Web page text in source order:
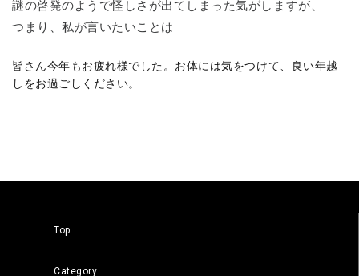
謎の啓発のようで怪しさが出てしまった気がしますが、
つまり、私が言いたいことは
皆さん今年もお疲れ様でした。お体には気をつけて、良い年越
しをお過ごしください。
Top
Category